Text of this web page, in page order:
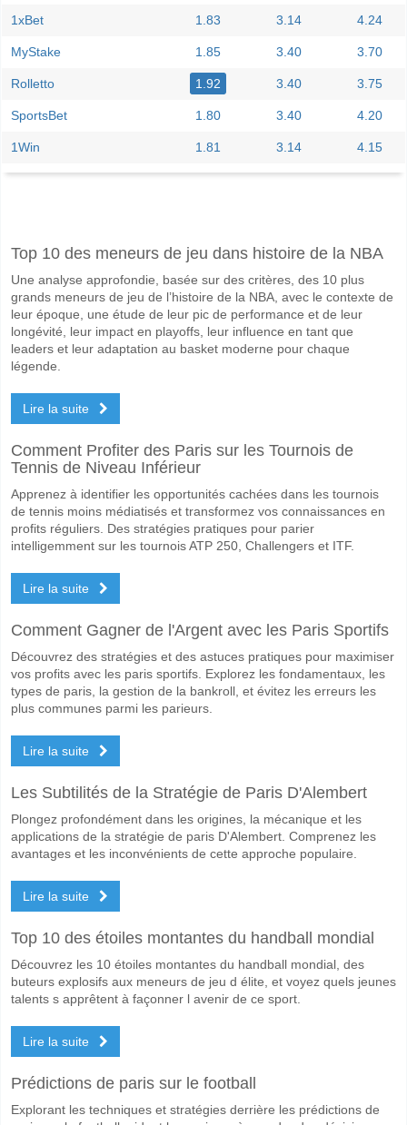
1xBet 1.83 3.14 4.24
MyStake 1.85 3.40 3.70
Rolletto 1.92 3.40 3.75
SportsBet 1.80 3.40 4.20
1Win 1.81 3.14 4.15
Le match entre Vitoria v Fortaleza 06 June 2026 20:00.
Quelle est l'équipe favorite pour gagner entre Vitoria v
Vitoria pour le Gagnant du match, avec une probabilité de 52%
Les deux équipes marqueront-elles dans le match
Non pour Les Deux Équipes Marquent, avec un pourcentage de 55%.
Quel sera le résultat correct attendu entre Vitoria v
Top 10 des meneurs de jeu dans histoire de la NBA
Une analyse approfondie, basée sur des critères, des 10 plus
grands meneurs de jeu de l’histoire de la NBA, avec le contexte de
leur époque, une étude de leur pic de performance et de leur
longévité, leur impact en playoffs, leur influence en tant que
leaders et leur adaptation au basket moderne pour chaque
légende.
Lire la suite
Comment Profiter des Paris sur les Tournois de
Tennis de Niveau Inférieur
Apprenez à identifier les opportunités cachées dans les tournois
de tennis moins médiatisés et transformez vos connaissances en
profits réguliers. Des stratégies pratiques pour parier
intelligemment sur les tournois ATP 250, Challengers et ITF.
Lire la suite
Comment Gagner de l'Argent avec les Paris Sportifs
Découvrez des stratégies et des astuces pratiques pour maximiser
vos profits avec les paris sportifs. Explorez les fondamentaux, les
types de paris, la gestion de la bankroll, et évitez les erreurs les
plus communes parmi les parieurs.
Lire la suite
Les Subtilités de la Stratégie de Paris D'Alembert
Plongez profondément dans les origines, la mécanique et les
applications de la stratégie de paris D'Alembert. Comprenez les
avantages et les inconvénients de cette approche populaire.
Lire la suite
Top 10 des étoiles montantes du handball mondial
Découvrez les 10 étoiles montantes du handball mondial, des
buteurs explosifs aux meneurs de jeu d élite, et voyez quels jeunes
talents s apprêtent à façonner l avenir de ce sport.
Lire la suite
Prédictions de paris sur le football
Explorant les techniques et stratégies derrière les prédictions de